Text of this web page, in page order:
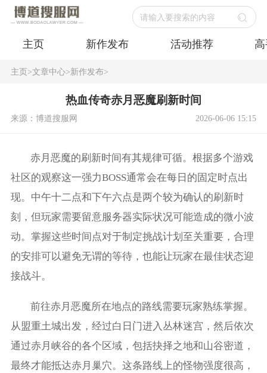
请输入要搜索的内容
主页 新作发布 活动推荐
主页>文章中心>新作发布>
热血传奇赤月恶魔刷新时间
来源：博道搜服网 2026-06-06 15:15
赤月恶魔的刷新时间有其规律可循。根据多个游戏
社区的观察这一强力BOSS通常会在每日的固定时点出
现。中午十二点和下午六点是两个较为确认的刷新时
刻，但玩家需要留意服务器实际状况可能造成的微小波
动。掌握这些时间点对于制定挑战计划至关重要，合理
的安排可以避免无谓的等待，也能让玩家在最佳状态迎
接战斗。
前往赤月恶魔所在地点的路线需要玩家熟练掌握。
从盟重土城出发，经过白日门进入丛林迷宫，然后依次
通过赤月峡谷的各个区域，包括抉择之地和山谷密道，
最终才能抵达赤月巢穴。这条路线上的怪物强度很高，